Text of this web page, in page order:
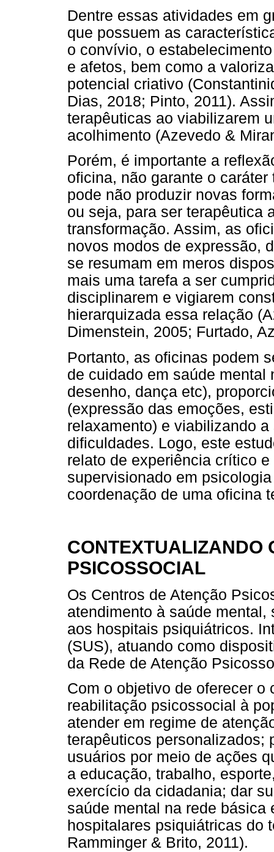
Dentre essas atividades em
que possuem as
o convívio, o
e afetos, bem como a
potencial criativo
Dias, 2018; Pinto, 2011).
terapêuticas ao viabilizarem
acolhimento (Azevedo &
Porém, é importante a
oficina, não garante o
pode não produzir novas
ou seja, para ser terapêutica
transformação. Assim, as
novos modos de expressão,
se resumam em meros
mais uma tarefa a ser
disciplinarem e vigiarem
hierarquizada essa relação
Dimenstein, 2005; Furtado,
Portanto, as oficinas podem
de cuidado em saúde mental
desenho, dança etc),
(expressão das emoções,
relaxamento) e viabilizando
dificuldades. Logo, este
relato de experiência crítico
supervisionado em
coordenação de uma oficina
CONTEXTUALIZANDO
PSICOSSOCIAL
Os Centros de Atenção
atendimento à saúde
aos hospitais psiquiátricos.
(SUS), atuando como
da Rede de Atenção
Com o objetivo de oferecer o
reabilitação psicossocial à
atender em regime de
terapêuticos personalizados;
usuários por meio de ações
a educação, trabalho,
exercício da cidadania; dar
saúde mental na rede
hospitalares psiquiátricas do
Ramminger & Brito, 2011).